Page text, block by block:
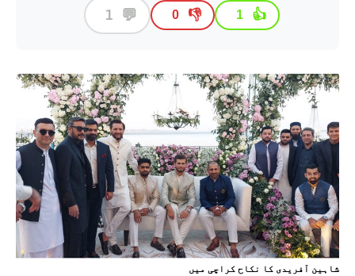
👍
1
👎
0
💬
1
شاہين آفريدی کا نکاح کراچی ميں